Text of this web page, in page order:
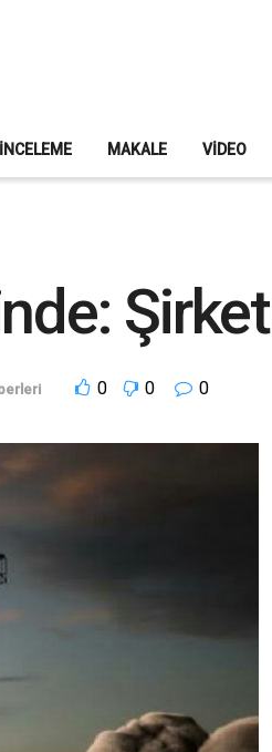
İNCELEME MAKALE VIDEO
Şirket
0 0 0